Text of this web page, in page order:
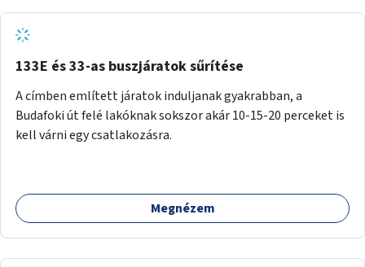
nem hosszabbítaná meg sokkal, a 4-6 vonalán lakóknak
viszont a Kálvin tér-Corvin negyed utat megspórolva 10-15
perccel rövidítheti az utazási idejét.
133E és 33-as buszjáratok sűrítése
A címben említett járatok induljanak gyakrabban, a
Budafoki út felé lakóknak sokszor akár 10-15-20 perceket is
kell várni egy csatlakozásra.
Megnézem